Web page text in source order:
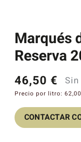
Marqués
Reserva
46,50 €
Precio por litro: 62,00
CONTACTAR